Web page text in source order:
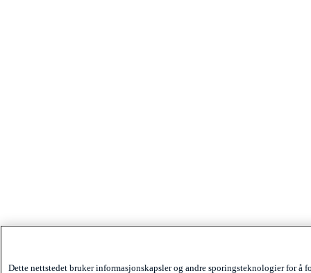
Dette nettstedet bruker informasjonskapsler og andre sporingsteknologier for å